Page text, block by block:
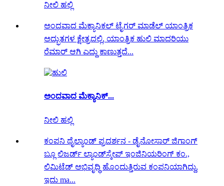
ನೀಲಿ ಹಲ್ಲಿ
ಅಂದವಾದ ಮೆಕ್ಯಾನಿಕಲ್ ಟೈಗರ್ ಮಾಡೆಲ್ ಯಾಂತ್ರಿಕ
ಅದ್ಭುತಗಳ ಕ್ಷೇತ್ರದಲ್ಲಿ, ಯಾಂತ್ರಿಕ ಹುಲಿ ಮಾದರಿಯು
ರೆಮಾರ್ ಆಗಿ ಎದ್ದು ಕಾಣುತ್ತದೆ...
ಅಂದವಾದ ಮೆಕ್ಯಾನಿಕ್...
ನೀಲಿ ಹಲ್ಲಿ
ಕಂಪನಿ ಥೈಲ್ಯಾಂಡ್ ಪ್ರದರ್ಶನ - ಡೈನೋಸಾರ್ ಜಿಗಾಂಗ್
ಬ್ಲೂ ಲಿಜರ್ಡ್ ಲ್ಯಾಂಡ್‌ಸ್ಕೇಪ್ ಇಂಜಿನಿಯರಿಂಗ್ ಕಂ.,
ಲಿಮಿಟೆಡ್ ಅಭಿವೃದ್ಧಿ ಹೊಂದುತ್ತಿರುವ ಕಂಪನಿಯಾಗಿದ್ದು,
ಇದು ma...